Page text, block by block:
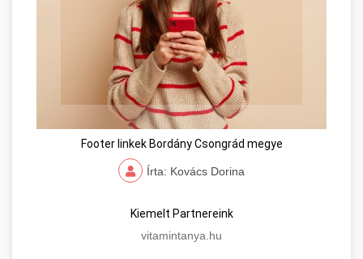
Footer linkek Bordány Csongrád megye
Írta: Kovács Dorina
Kiemelt Partnereink
vitamintanya.hu